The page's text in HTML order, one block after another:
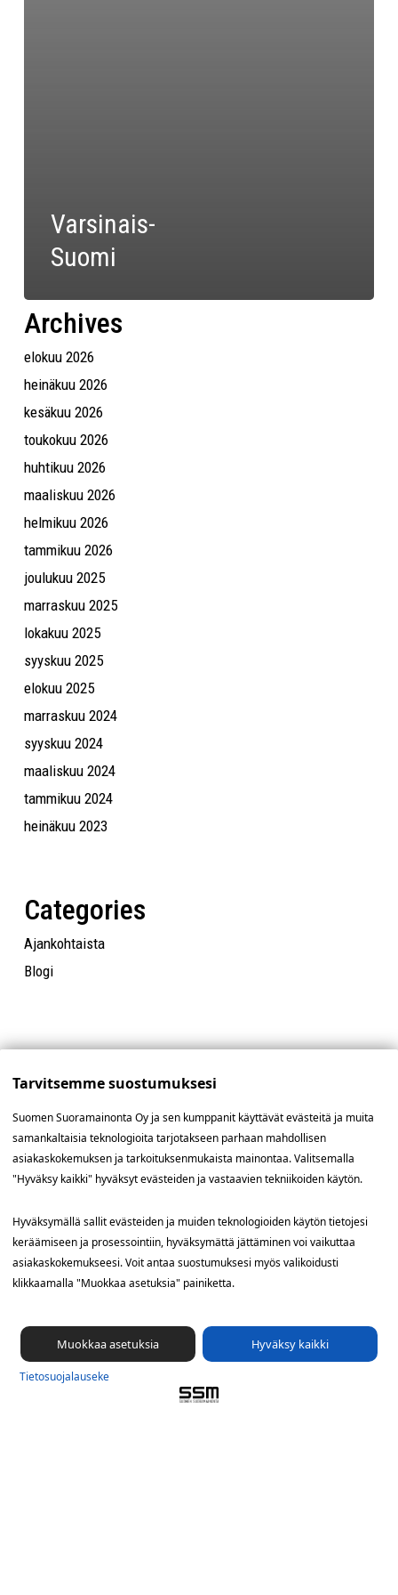
Varsinais-
Suomi
Archives
elokuu 2026
heinäkuu 2026
kesäkuu 2026
toukokuu 2026
huhtikuu 2026
maaliskuu 2026
helmikuu 2026
tammikuu 2026
joulukuu 2025
marraskuu 2025
lokakuu 2025
syyskuu 2025
elokuu 2025
marraskuu 2024
syyskuu 2024
maaliskuu 2024
tammikuu 2024
heinäkuu 2023
Categories
Ajankohtaista
Blogi
Yhteystiedot
SSM Suomen Suoramainonta
Sähkötie 8, 01510 Vantaa
Tietosuojalauseke
Ilmoituskanava
Tarvitsemme suostumuksesi
Suomen Suoramainonta Oy ja sen kumppanit käyttävät evästeitä ja muita
samankaltaisia teknologioita tarjotakseen parhaan mahdollisen
asiakaskokemuksen ja tarkoituksenmukaista mainontaa. Valitsemalla
"Hyväksy kaikki" hyväksyt evästeiden ja vastaavien tekniikoiden käytön.
Hyväksymällä sallit evästeiden ja muiden teknologioiden käytön tietojesi
keräämiseen ja prosessointiin, hyväksymättä jättäminen voi vaikuttaa
asiakaskokemukseesi. Voit antaa suostumuksesi myös valikoidusti
klikkaamalla "Muokkaa asetuksia" painiketta.
Tietosuoja­lauseke
Muokkaa asetuksia Hyväksy kaikki